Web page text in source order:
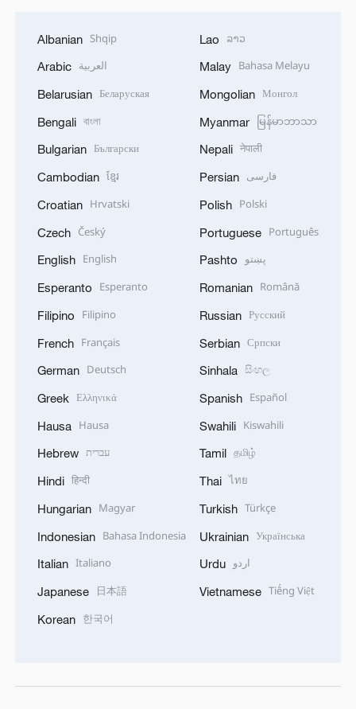
Albanian Shqip
Arabic العربية
Belarusian Беларуская
Bengali বাংলা
Bulgarian Български
Cambodian ខ្មែរ
Croatian Hrvatski
Czech Český
English English
Esperanto Esperanto
Filipino Filipino
French Français
German Deutsch
Greek Ελληνικά
Hausa Hausa
Hebrew עברית
Hindi हिन्दी
Hungarian Magyar
Indonesian Bahasa Indonesia
Italian Italiano
Japanese 日本語
Korean 한국어
Lao ລາວ
Malay Bahasa Melayu
Mongolian Монгол
Myanmar မြန်မာဘာသာ
Nepali नेपाली
Persian فارسی
Polish Polski
Portuguese Português
Pashto پښتو
Romanian Română
Russian Русский
Serbian Српски
Sinhala සිංහල
Spanish Español
Swahili Kiswahili
Tamil தமிழ்
Thai ไทย
Turkish Türkçe
Ukrainian Українська
Urdu اردو
Vietnamese Tiếng Việt